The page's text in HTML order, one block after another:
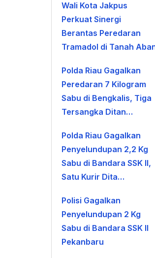
Wali Kota Jakpus
Perkuat Sinergi
Berantas Peredaran
Tramadol di Tanah
Polda Riau Gagalkan
Peredaran 7 Kilogram
Sabu di Bengkalis, Tiga
Tersangka Ditan…
Polda Riau Gagalkan
Penyelundupan 2,2 Kg
Sabu di Bandara SSK II,
Satu Kurir Dita…
Polisi Gagalkan
Penyelundupan 2 Kg
Sabu di Bandara SSK II
Pekanbaru